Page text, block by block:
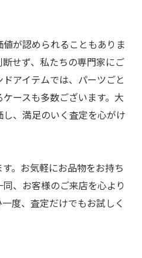
が認められることもありま
せず、私たちの専門家にご
アイテムでは、パーツごと
ースも多数ございます。大
、満足のいく査定を心がけ
。お気軽にお品物をお持ち
、お客様のご来店を心より
度、査定だけでもお試しく